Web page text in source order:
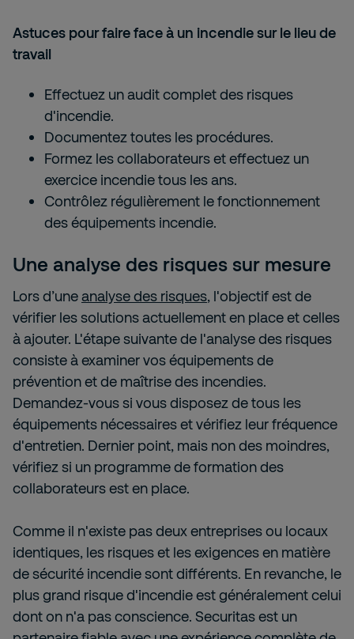
Astuces pour faire face à un incendie sur le lieu de
travail
Effectuez un audit complet des risques
d'incendie.
Documentez toutes les procédures.
Formez les collaborateurs et effectuez un
exercice incendie tous les ans.
Contrôlez régulièrement le fonctionnement
des équipements incendie.
Une analyse des risques sur mesure
Lors d’une analyse des risques, l'objectif est de
vérifier les solutions actuellement en place et celles
à ajouter. L'étape suivante de l'analyse des risques
consiste à examiner vos équipements de
prévention et de maîtrise des incendies.
Demandez-vous si vous disposez de tous les
équipements nécessaires et vérifiez leur fréquence
d'entretien. Dernier point, mais non des moindres,
vérifiez si un programme de formation des
collaborateurs est en place.
Comme il n'existe pas deux entreprises ou locaux
identiques, les risques et les exigences en matière
de sécurité incendie sont différents. En revanche, le
plus grand risque d'incendie est généralement celui
dont on n'a pas conscience. Securitas est un